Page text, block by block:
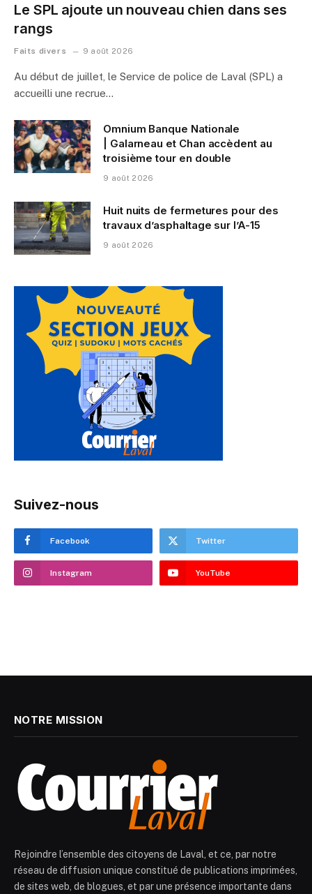
Le SPL ajoute un nouveau chien dans ses
rangs
Faits divers 9 août 2026
Au début de juillet, le Service de police de Laval (SPL) a
accueilli une recrue…
Omnium Banque Nationale
| Galarneau et Chan accèdent au
troisième tour en double
9 août 2026
Huit nuits de fermetures pour des
travaux d’asphaltage sur l’A-15
9 août 2026
Suivez-nous
Facebook Twitter
Instagram YouTube
NOTRE MISSION
Rejoindre l’ensemble des citoyens de Laval, et ce, par notre
réseau de diffusion unique constitué de publications imprimées,
de sites web, de blogues, et par une présence importante dans